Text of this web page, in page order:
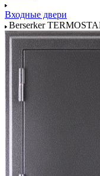
Входные двери
Berserker